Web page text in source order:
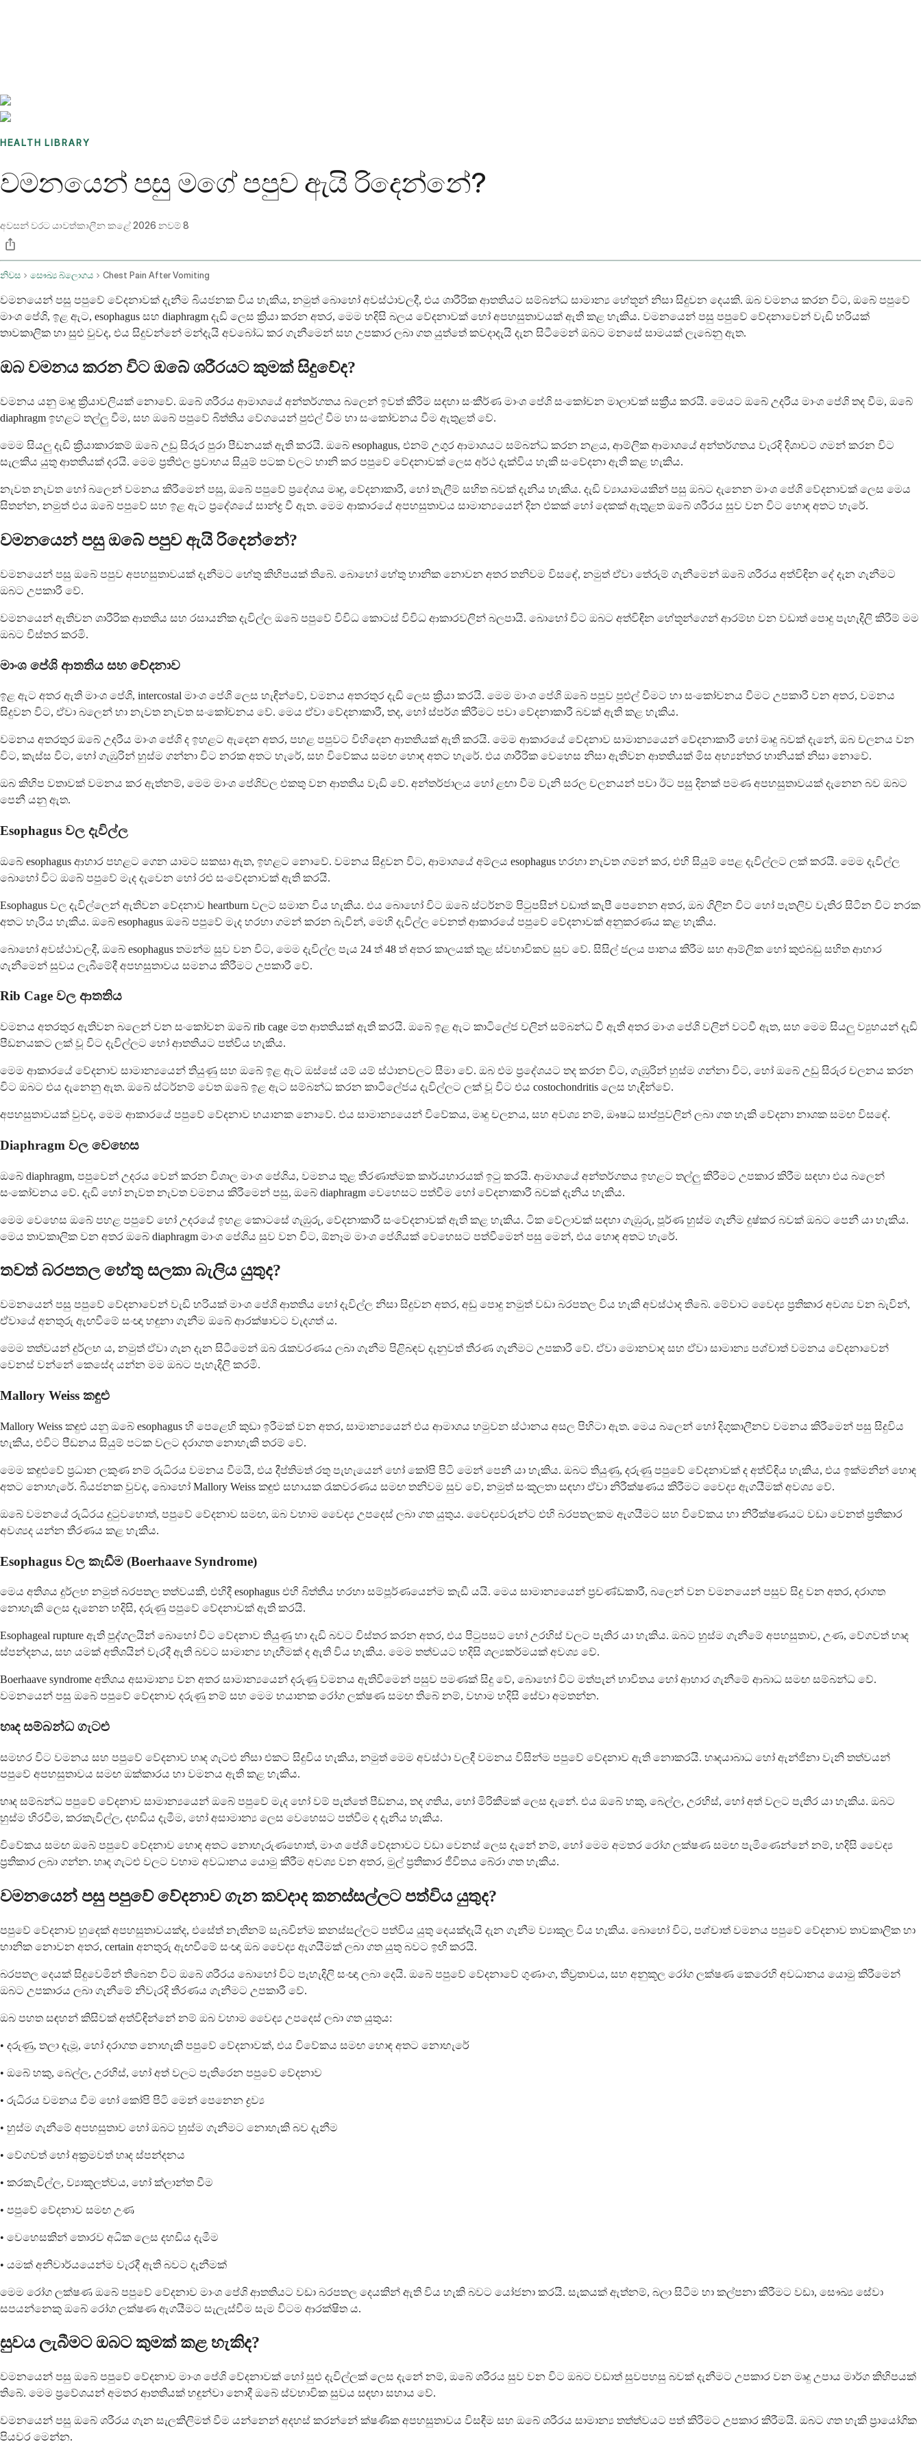
HEALTH LIBRARY
වමනයෙන් පසු මගේ පපුව ඇයි රිදෙන්නේ?
අවසන් වරට යාවත්කාලීන කළේ2026 නවම් 8
නිවස සෞඛ්‍ය බ්ලොගය Chest Pain After Vomiting
වමනයෙන් පසු පපුවේ වේදනාවක් දැනීම බියජනක විය හැකිය, නමුත් බොහෝ අවස්ථාවලදී, එය ශාරීරික ආතතියට සම්බන්ධ සාමාන්‍ය හේතූන් නිසා සිදුවන දෙයකි. ඔබ වමනය කරන විට, ඔබේ පපුවේ
මාංශ පේශි, ඉළ ඇට, esophagus සහ diaphragm දැඩි ලෙස ක්‍රියා කරන අතර, මෙම හදිසි බලය වේදනාවක් හෝ අපහසුතාවයක් ඇති කළ හැකිය. වමනයෙන් පසු පපුවේ වේදනාවෙන් වැඩි හරියක්
තාවකාලික හා සුළු වුවද, එය සිදුවන්නේ මන්දැයි අවබෝධ කර ගැනීමෙන් සහ උපකාර ලබා ගත යුත්තේ කවදාදැයි දැන සිටීමෙන් ඔබට මනසේ සාමයක් ලැබෙනු ඇත.
ඔබ වමනය කරන විට ඔබේ ශරීරයට කුමක් සිදුවේද?
වමනය යනු මෘදු ක්‍රියාවලියක් නොවේ. ඔබේ ශරීරය ආමාශයේ අන්තර්ගතය බලෙන් ඉවත් කිරීම සඳහා සංකීර්ණ මාංශ පේශි සංකෝචන මාලාවක් සක්‍රීය කරයි. මෙයට ඔබේ උදරීය මාංශ පේශි තද වීම, ඔබේ
diaphragm ඉහළට තල්ලු වීම, සහ ඔබේ පපුවේ බිත්තිය වේගයෙන් පුළුල් වීම හා සංකෝචනය වීම ඇතුළත් වේ.
මෙම සියලු දැඩි ක්‍රියාකාරකම් ඔබේ උඩු සිරුර පුරා පීඩනයක් ඇති කරයි. ඔබේ esophagus, එනම් උගුර ආමාශයට සම්බන්ධ කරන නළය, ආම්ලික ආමාශයේ අන්තර්ගතය වැරදි දිශාවට ගමන් කරන විට
සැලකිය යුතු ආතතියක් දරයි. මෙම ප්‍රතිඵල ප්‍රවාහය සියුම් පටක වලට හානි කර පපුවේ වේදනාවක් ලෙස අර්ථ දැක්විය හැකි සංවේදනා ඇති කළ හැකිය.
නැවත නැවත හෝ බලෙන් වමනය කිරීමෙන් පසු, ඔබේ පපුවේ ප්‍රදේශය මෘදු, වේදනාකාරී, හෝ තැලීම් සහිත බවක් දැනිය හැකිය. දැඩි ව්‍යායාමයකින් පසු ඔබට දැනෙන මාංශ පේශි වේදනාවක් ලෙස මෙය
සිතන්න, නමුත් එය ඔබේ පපුවේ සහ ඉළ ඇට ප්‍රදේශයේ සාන්ද්‍ර වී ඇත. මෙම ආකාරයේ අපහසුතාවය සාමාන්‍යයෙන් දින එකක් හෝ දෙකක් ඇතුළත ඔබේ ශරීරය සුව වන විට හොඳ අතට හැරේ.
වමනයෙන් පසු ඔබේ පපුව ඇයි රිදෙන්නේ?
වමනයෙන් පසු ඔබේ පපුව අපහසුතාවයක් දැනීමට හේතු කිහිපයක් තිබේ. බොහෝ හේතු හානික නොවන අතර තනිවම විසඳේ, නමුත් ඒවා තේරුම් ගැනීමෙන් ඔබේ ශරීරය අත්විඳින දේ දැන ගැනීමට
ඔබට උපකාරී වේ.
වමනයෙන් ඇතිවන ශාරීරික ආතතිය සහ රසායනික දැවිල්ල ඔබේ පපුවේ විවිධ කොටස් විවිධ ආකාරවලින් බලපායි. බොහෝ විට ඔබට අත්විඳින හේතූන්ගෙන් ආරම්භ වන වඩාත් පොදු පැහැදිලි කිරීම් මම
ඔබට විස්තර කරමි.
මාංශ පේශි ආතතිය සහ වේදනාව
ඉළ ඇට අතර ඇති මාංශ පේශි, intercostal මාංශ පේශි ලෙස හැඳින්වේ, වමනය අතරතුර දැඩි ලෙස ක්‍රියා කරයි. මෙම මාංශ පේශි ඔබේ පපුව පුළුල් වීමට හා සංකෝචනය වීමට උපකාරී වන අතර, වමනය
සිදුවන විට, ඒවා බලෙන් හා නැවත නැවත සංකෝචනය වේ. මෙය ඒවා වේදනාකාරී, තද, හෝ ස්පර්ශ කිරීමට පවා වේදනාකාරී බවක් ඇති කළ හැකිය.
වමනය අතරතුර ඔබේ උදරීය මාංශ පේශි ද ඉහළට ඇදෙන අතර, පහළ පපුවට විහිදෙන ආතතියක් ඇති කරයි. මෙම ආකාරයේ වේදනාව සාමාන්‍යයෙන් වේදනාකාරී හෝ මෘදු බවක් දැනේ, ඔබ චලනය වන
විට, කැස්ස විට, හෝ ගැඹුරින් හුස්ම ගන්නා විට නරක අතට හැරේ, සහ විවේකය සමඟ හොඳ අතට හැරේ. එය ශාරීරික වෙහෙස නිසා ඇතිවන ආතතියක් මිස අභ්‍යන්තර හානියක් නිසා නොවේ.
ඔබ කිහිප වතාවක් වමනය කර ඇත්නම්, මෙම මාංශ පේශිවල එකතු වන ආතතිය වැඩි වේ. අන්තර්ජාලය හෝ ළඟා වීම වැනි සරල චලනයන් පවා ඊට පසු දිනක් පමණ අපහසුතාවයක් දැනෙන බව ඔබට
පෙනී යනු ඇත.
Esophagus වල දැවිල්ල
ඔබේ esophagus ආහාර පහළට ගෙන යාමට සකසා ඇත, ඉහළට නොවේ. වමනය සිදුවන විට, ආමාශයේ අම්ලය esophagus හරහා නැවත ගමන් කර, එහි සියුම් පෙළ දැවිල්ලට ලක් කරයි. මෙම දැවිල්ල
බොහෝ විට ඔබේ පපුවේ මැද දැවෙන හෝ රළු සංවේදනාවක් ඇති කරයි.
Esophagus වල දැවිල්ලෙන් ඇතිවන වේදනාව heartburn වලට සමාන විය හැකිය. එය බොහෝ විට ඔබේ ස්ටර්නම් පිටුපසින් වඩාත් කැපී පෙනෙන අතර, ඔබ ගිලින විට හෝ පැතලිව වැතිර සිටින විට නරක
අතට හැරිය හැකිය. ඔබේ esophagus ඔබේ පපුවේ මැද හරහා ගමන් කරන බැවින්, මෙහි දැවිල්ල වෙනත් ආකාරයේ පපුවේ වේදනාවක් අනුකරණය කළ හැකිය.
බොහෝ අවස්ථාවලදී, ඔබේ esophagus තමන්ම සුව වන විට, මෙම දැවිල්ල පැය 24 ත් 48 ත් අතර කාලයක් තුළ ස්වභාවිකව සුව වේ. සිසිල් ජලය පානය කිරීම සහ ආම්ලික හෝ කුළුබඩු සහිත ආහාර
ගැනීමෙන් සුවය ලැබීමේදී අපහසුතාවය සමනය කිරීමට උපකාරී වේ.
Rib Cage වල ආතතිය
වමනය අතරතුර ඇතිවන බලෙන් වන සංකෝචන ඔබේ rib cage මත ආතතියක් ඇති කරයි. ඔබේ ඉළ ඇට කාටිලේජ වලින් සම්බන්ධ වී ඇති අතර මාංශ පේශි වලින් වටවී ඇත, සහ මෙම සියලු ව්‍යුහයන් දැඩි
පීඩනයකට ලක් වූ විට දැවිල්ලට හෝ ආතතියට පත්විය හැකිය.
මෙම ආකාරයේ වේදනාව සාමාන්‍යයෙන් තියුණු සහ ඔබේ ඉළ ඇට ඔස්සේ යම් යම් ස්ථානවලට සීමා වේ. ඔබ එම ප්‍රදේශයට තද කරන විට, ගැඹුරින් හුස්ම ගන්නා විට, හෝ ඔබේ උඩු සිරුර චලනය කරන
විට ඔබට එය දැනෙනු ඇත. ඔබේ ස්ටර්නම් වෙත ඔබේ ඉළ ඇට සම්බන්ධ කරන කාටිලේජය දැවිල්ලට ලක් වූ විට එය costochondritis ලෙස හැඳින්වේ.
අපහසුතාවයක් වුවද, මෙම ආකාරයේ පපුවේ වේදනාව භයානක නොවේ. එය සාමාන්‍යයෙන් විවේකය, මෘදු චලනය, සහ අවශ්‍ය නම්, ඖෂධ සාප්පුවලින් ලබා ගත හැකි වේදනා නාශක සමඟ විසඳේ.
Diaphragm වල වෙහෙස
ඔබේ diaphragm, පපුවෙන් උදරය වෙන් කරන විශාල මාංශ පේශිය, වමනය තුළ තීරණාත්මක කාර්යභාරයක් ඉටු කරයි. ආමාශයේ අන්තර්ගතය ඉහළට තල්ලු කිරීමට උපකාර කිරීම සඳහා එය බලෙන්
සංකෝචනය වේ. දැඩි හෝ නැවත නැවත වමනය කිරීමෙන් පසු, ඔබේ diaphragm වෙහෙසට පත්වීම හෝ වේදනාකාරී බවක් දැනිය හැකිය.
මෙම වෙහෙස ඔබේ පහළ පපුවේ හෝ උදරයේ ඉහළ කොටසේ ගැඹුරු, වේදනාකාරී සංවේදනාවක් ඇති කළ හැකිය. ටික වේලාවක් සඳහා ගැඹුරු, පූර්ණ හුස්ම ගැනීම දුෂ්කර බවක් ඔබට පෙනී යා හැකිය.
මෙය තාවකාලික වන අතර ඔබේ diaphragm මාංශ පේශිය සුව වන විට, ඕනෑම මාංශ පේශියක් වෙහෙසට පත්වීමෙන් පසු මෙන්, එය හොඳ අතට හැරේ.
තවත් බරපතල හේතු සලකා බැලිය යුතුද?
වමනයෙන් පසු පපුවේ වේදනාවෙන් වැඩි හරියක් මාංශ පේශි ආතතිය හෝ දැවිල්ල නිසා සිදුවන අතර, අඩු පොදු නමුත් වඩා බරපතල විය හැකි අවස්ථාද තිබේ. මේවාට වෛද්‍ය ප්‍රතිකාර අවශ්‍ය වන බැවින්,
ඒවායේ අනතුරු ඇඟවීමේ සංඥා හඳුනා ගැනීම ඔබේ ආරක්ෂාවට වැදගත් ය.
මෙම තත්වයන් දුර්ලභ ය, නමුත් ඒවා ගැන දැන සිටීමෙන් ඔබ රැකවරණය ලබා ගැනීම පිළිබඳව දැනුවත් තීරණ ගැනීමට උපකාරී වේ. ඒවා මොනවාද සහ ඒවා සාමාන්‍ය පශ්චාත් වමනය වේදනාවෙන්
වෙනස් වන්නේ කෙසේද යන්න මම ඔබට පැහැදිලි කරමි.
Mallory Weiss කඳුළු
Mallory Weiss කඳුළු යනු ඔබේ esophagus හි පෙළෙහි කුඩා ඉරීමක් වන අතර, සාමාන්‍යයෙන් එය ආමාශය හමුවන ස්ථානය අසල පිහිටා ඇත. මෙය බලෙන් හෝ දිගුකාලීනව වමනය කිරීමෙන් පසු සිදුවිය
හැකිය, එවිට පීඩනය සියුම් පටක වලට දරාගත නොහැකි තරම් වේ.
මෙම කඳුළුවේ ප්‍රධාන ලකුණ නම් රුධිරය වමනය වීමයි, එය දීප්තිමත් රතු පැහැයෙන් හෝ කෝපි පිටි මෙන් පෙනී යා හැකිය. ඔබට තියුණු, දරුණු පපුවේ වේදනාවක් ද අත්විඳිය හැකිය, එය ඉක්මනින් හොඳ
අතට නොහැරේ. බියජනක වුවද, බොහෝ Mallory Weiss කඳුළු සහායක රැකවරණය සමඟ තනිවම සුව වේ, නමුත් සංකූලතා සඳහා ඒවා නිරීක්ෂණය කිරීමට වෛද්‍ය ඇගයීමක් අවශ්‍ය වේ.
ඔබේ වමනයේ රුධිරය දුටුවහොත්, පපුවේ වේදනාව සමඟ, ඔබ වහාම වෛද්‍ය උපදෙස් ලබා ගත යුතුය. වෛද්‍යවරුන්ට එහි බරපතලකම ඇගයීමට සහ විවේකය හා නිරීක්ෂණයට වඩා වෙනත් ප්‍රතිකාර
අවශ්‍යද යන්න තීරණය කළ හැකිය.
Esophagus වල කැඩීම (Boerhaave Syndrome)
මෙය අතිශය දුර්ලභ නමුත් බරපතල තත්වයකි, එහිදී esophagus එහි බිත්තිය හරහා සම්පූර්ණයෙන්ම කැඩී යයි. මෙය සාමාන්‍යයෙන් ප්‍රචණ්ඩකාරී, බලෙන් වන වමනයෙන් පසුව සිදු වන අතර, දරාගත
නොහැකි ලෙස දැනෙන හදිසි, දරුණු පපුවේ වේදනාවක් ඇති කරයි.
Esophageal rupture ඇති පුද්ගලයින් බොහෝ විට වේදනාව තියුණු හා දැඩි බවට විස්තර කරන අතර, එය පිටුපසට හෝ උරහිස් වලට පැතිර යා හැකිය. ඔබට හුස්ම ගැනීමේ අපහසුතාව, උණ, වේගවත් හෘද
ස්පන්දනය, සහ යමක් අතිශයින් වැරදී ඇති බවට සාමාන්‍ය හැඟීමක් ද ඇති විය හැකිය. මෙම තත්වයට හදිසි ශල්‍යකර්මයක් අවශ්‍ය වේ.
Boerhaave syndrome අතිශය අසාමාන්‍ය වන අතර සාමාන්‍යයෙන් දරුණු වමනය ඇතිවීමෙන් පසුව පමණක් සිදු වේ, බොහෝ විට මත්පැන් භාවිතය හෝ ආහාර ගැනීමේ ආබාධ සමඟ සම්බන්ධ වේ.
වමනයෙන් පසු ඔබේ පපුවේ වේදනාව දරුණු නම් සහ මෙම භයානක රෝග ලක්ෂණ සමඟ තිබේ නම්, වහාම හදිසි සේවා අමතන්න.
හෘද සම්බන්ධ ගැටළු
සමහර විට වමනය සහ පපුවේ වේදනාව හෘද ගැටළු නිසා එකට සිදුවිය හැකිය, නමුත් මෙම අවස්ථා වලදී වමනය විසින්ම පපුවේ වේදනාව ඇති නොකරයි. හෘදයාබාධ හෝ ඇන්ජිනා වැනි තත්වයන්
පපුවේ අපහසුතාවය සමඟ ඔක්කාරය හා වමනය ඇති කළ හැකිය.
හෘද සම්බන්ධ පපුවේ වේදනාව සාමාන්‍යයෙන් ඔබේ පපුවේ මැද හෝ වම් පැත්තේ පීඩනය, තද ගතිය, හෝ මිරිකීමක් ලෙස දැනේ. එය ඔබේ හකු, බෙල්ල, උරහිස්, හෝ අත් වලට පැතිර යා හැකිය. ඔබට
හුස්ම හිරවීම, කරකැවිල්ල, දහඩිය දැමීම, හෝ අසාමාන්‍ය ලෙස වෙහෙසට පත්වීම ද දැනිය හැකිය.
විවේකය සමඟ ඔබේ පපුවේ වේදනාව හොඳ අතට නොහැරුණහොත්, මාංශ පේශි වේදනාවට වඩා වෙනස් ලෙස දැනේ නම්, හෝ මෙම අමතර රෝග ලක්ෂණ සමඟ පැමිණෙන්නේ නම්, හදිසි වෛද්‍ය
ප්‍රතිකාර ලබා ගන්න. හෘද ගැටළු වලට වහාම අවධානය යොමු කිරීම අවශ්‍ය වන අතර, මුල් ප්‍රතිකාර ජීවිතය බේරා ගත හැකිය.
වමනයෙන් පසු පපුවේ වේදනාව ගැන කවදාද කනස්සල්ලට පත්විය යුතුද?
පපුවේ වේදනාව හුදෙක් අපහසුතාවයක්ද, එසේත් නැතිනම් සැබවින්ම කනස්සල්ලට පත්විය යුතු දෙයක්දැයි දැන ගැනීම ව්‍යාකූල විය හැකිය. බොහෝ විට, පශ්චාත් වමනය පපුවේ වේදනාව තාවකාලික හා
හානික නොවන අතර, certain අනතුරු ඇඟවීමේ සංඥා ඔබ වෛද්‍ය ඇගයීමක් ලබා ගත යුතු බවට ඉඟි කරයි.
බරපතල දෙයක් සිදුවෙමින් තිබෙන විට ඔබේ ශරීරය බොහෝ විට පැහැදිලි සංඥා ලබා දෙයි. ඔබේ පපුවේ වේදනාවේ ගුණාංග, තීව්‍රතාවය, සහ අනුකූල රෝග ලක්ෂණ කෙරෙහි අවධානය යොමු කිරීමෙන්
ඔබට උපකාරය ලබා ගැනීමේ නිවැරදි තීරණය ගැනීමට උපකාරී වේ.
ඔබ පහත සඳහන් කිසිවක් අත්විඳින්නේ නම් ඔබ වහාම වෛද්‍ය උපදෙස් ලබා ගත යුතුය:
• දරුණු, තලා දැමූ, හෝ දරාගත නොහැකි පපුවේ වේදනාවක්, එය විවේකය සමඟ හොඳ අතට නොහැරේ
• ඔබේ හකු, බෙල්ල, උරහිස්, හෝ අත් වලට පැතිරෙන පපුවේ වේදනාව
• රුධිරය වමනය වීම හෝ කෝපි පිටි මෙන් පෙනෙන ද්‍රව්‍ය
• හුස්ම ගැනීමේ අපහසුතාව හෝ ඔබට හුස්ම ගැනීමට නොහැකි බව දැනීම
• වේගවත් හෝ අක්‍රමවත් හෘද ස්පන්දනය
• කරකැවිල්ල, ව්‍යාකූලත්වය, හෝ ක්ලාන්ත වීම
• පපුවේ වේදනාව සමඟ උණ
• වෙහෙසකින් තොරව අධික ලෙස දහඩිය දැමීම
• යමක් අනිවාර්යයෙන්ම වැරදී ඇති බවට දැනීමක්
මෙම රෝග ලක්ෂණ ඔබේ පපුවේ වේදනාව මාංශ පේශි ආතතියට වඩා බරපතල දෙයකින් ඇති විය හැකි බවට යෝජනා කරයි. සැකයක් ඇත්නම්, බලා සිටීම හා කල්පනා කිරීමට වඩා, සෞඛ්‍ය සේවා
සපයන්නෙකු ඔබේ රෝග ලක්ෂණ ඇගයීමට සැලැස්වීම සැම විටම ආරක්ෂිත ය.
සුවය ලැබීමට ඔබට කුමක් කළ හැකිද?
වමනයෙන් පසු ඔබේ පපුවේ වේදනාව මාංශ පේශි වේදනාවක් හෝ සුළු දැවිල්ලක් ලෙස දැනේ නම්, ඔබේ ශරීරය සුව වන විට ඔබට වඩාත් සුවපහසු බවක් දැනීමට උපකාර වන මෘදු උපාය මාර්ග කිහිපයක්
තිබේ. මෙම ප්‍රවේශයන් අමතර ආතතියක් හඳුන්වා නොදී ඔබේ ස්වභාවික සුවය සඳහා සහාය වේ.
වමනයෙන් පසු ඔබේ ශරීරය ගැන සැලකිලිමත් වීම යන්නෙන් අදහස් කරන්නේ ක්ෂණික අපහසුතාවය විසඳීම සහ ඔබේ ශරීරය සාමාන්‍ය තත්ත්වයට පත් කිරීමට උපකාර කිරීමයි. ඔබට ගත හැකි ප්‍රායෝගික
පියවර මෙන්න.